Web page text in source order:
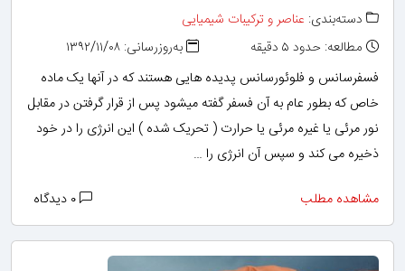
دسته‌بندی: عناصر و ترکیبات شیمیایی
مطالعه: حدود ۵ دقیقه
به‌روزرسانی: ۱۳۹۲/۱۱/۰۸
فسفرسانس و فلوئورسانس پدیده هایی هستند که در آنها یک ماده
خاص که بطور عام به آن فسفر گفته میشود پس از قرار گرفتن در مقابل
نور مرئی یا غیره مرئی یا حرارت ( تحریک شده ) این انرژی را در خود
ذخیره می کند و سپس آن انرژی را …
مشاهده مطلب